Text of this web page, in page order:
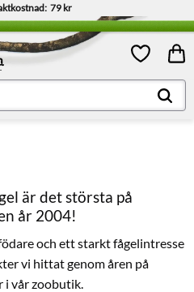
79 kr
Favoriter
är det största på
år 2004!
och ett starkt fågelintresse
vi hittat genom åren på
i vår zoobutik.